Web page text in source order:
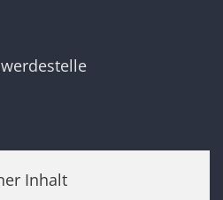
Inhalt